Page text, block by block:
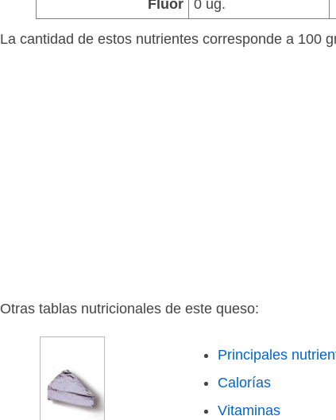
Flúor
0 ug.
La cantidad de estos nutrientes corresponde a 100
Otras tablas nutricionales de este queso:
Principales
Calorías
Vitaminas